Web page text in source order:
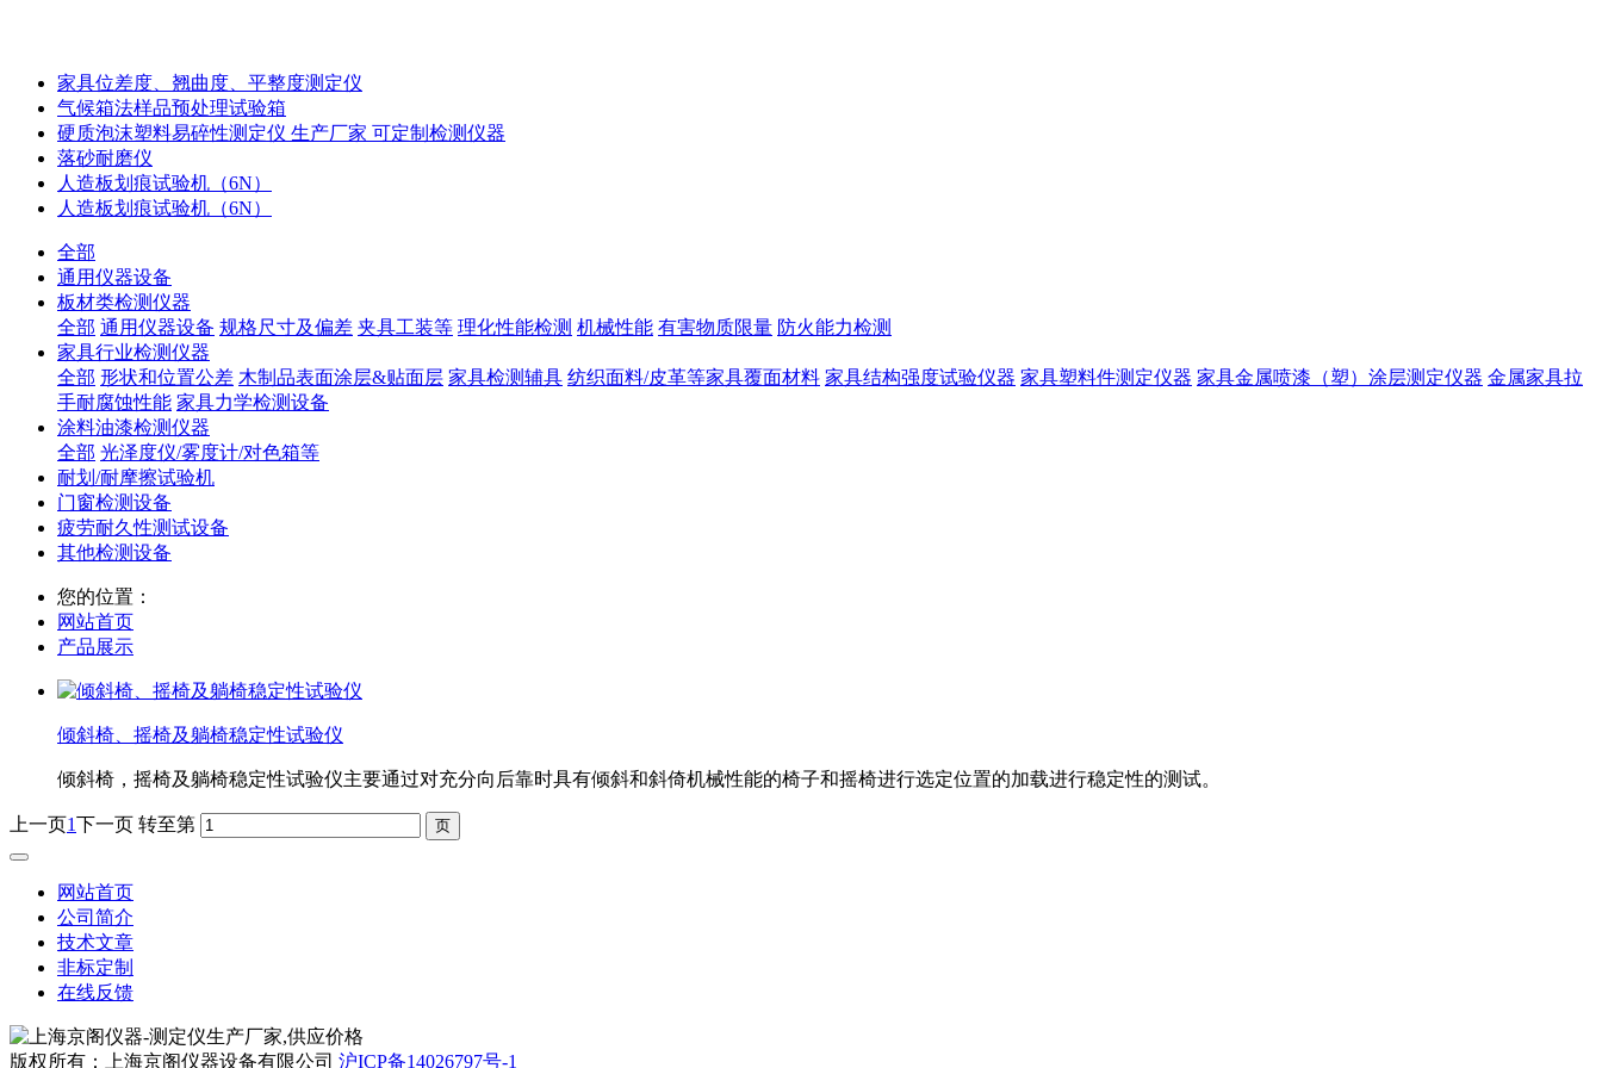
家具位差度、翘曲度、平整度测定仪
气候箱法样品预处理试验箱
硬质泡沫塑料易碎性测定仪 生产厂家 可定制检测仪器
落砂耐磨仪
人造板划痕试验机（6N）
人造板划痕试验机（6N）
全部
通用仪器设备
板材类检测仪器
全部 通用仪器设备 规格尺寸及偏差 夹具工装等 理化性能检测 机械性能 有害物质限量 防火能力检测
家具行业检测仪器
全部 形状和位置公差 木制品表面涂层&贴面层 家具检测辅具 纺织面料/皮革等家具覆面材料 家具结构强度试验仪器 家具塑料件测定仪器 家具金属喷漆（塑）涂层测定仪器 金属家具拉
手耐腐蚀性能 家具力学检测设备
涂料油漆检测仪器
全部 光泽度仪/雾度计/对色箱等
耐划/耐摩擦试验机
门窗检测设备
疲劳耐久性测试设备
其他检测设备
您的位置：
网站首页
产品展示
倾斜椅、摇椅及躺椅稳定性试验仪
倾斜椅，摇椅及躺椅稳定性试验仪主要通过对充分向后靠时具有倾斜和斜倚机械性能的椅子和摇椅进行选定位置的加载进行稳定性的测试。
上一页1下一页 转至第
网站首页
公司简介
技术文章
非标定制
在线反馈
版权所有：上海京阁仪器设备有限公司 沪ICP备14026797号-1